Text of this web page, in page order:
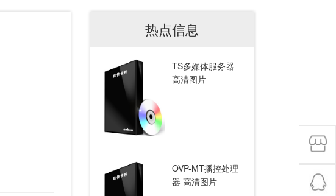
热点信息
TS多媒体服务器
高清图片
OVP-MT播控处理
器 高清图片